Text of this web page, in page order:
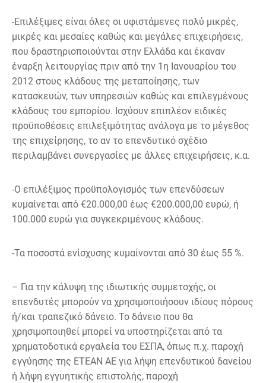
-Επιλέξιμες είναι όλες οι υφιστάμενες πολύ μικρές,
μικρές και μεσαίες καθώς και μεγάλες επιχειρήσεις,
που δραστηριοποιούνται στην Ελλάδα και έκαναν
έναρξη λειτουργίας πριν από την 1η Ιανουαρίου του
2012 στους κλάδους της μεταποίησης, των
κατασκευών, των υπηρεσιών καθώς και επιλεγμένους
κλάδους του εμπορίου. Ισχύουν επιπλέον ειδικές
προϋποθέσεις επιλεξιμότητας ανάλογα με το μέγεθος
της επιχείρησης, το αν το επενδυτικό σχέδιο
περιλαμβάνει συνεργασίες με άλλες επιχειρήσεις, κ.α.
-Ο επιλέξιμος προϋπολογισμός των επενδύσεων
κυμαίνεται από €20.000,00 έως €200.000,00 ευρώ, ή
100.000 ευρώ για συγκεκριμένους κλάδους.
-Τα ποσοστά ενίσχυσης κυμαίνονται από 30 έως 55 %.
– Για την κάλυψη της ιδιωτικής συμμετοχής, οι
επενδυτές μπορούν να χρησιμοποιήσουν ιδίους πόρους
ή/και τραπεζικό δάνειο. Το δάνειο που θα
χρησιμοποιηθεί μπορεί να υποστηρίζεται από τα
χρηματοδοτικά εργαλεία του ΕΣΠΑ, όπως π.χ. παροχή
εγγύησης της ΕΤΕΑΝ ΑΕ για λήψη επενδυτικού δανείου
ή λήψη εγγυητικής επιστολής, παροχή